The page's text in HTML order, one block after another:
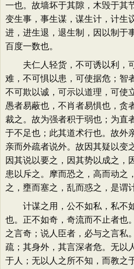
一也。故墙坏于其隙，木毁于其
变生事，事生谋，谋生计，计生
进，进生退，退生制，因以制于
百度一数也。
夫仁人轻货，不可诱以利，
难，不可惧以患，可使据危；智
不可欺以诚，可示以道理，可使
愚者易蔽也，不肖者易惧也，贪
裁之。故为强者积于弱也；为直
于不足也；此其道术行也。故外
亲而外疏者说外。故因其疑以变
因其说以要之，因其势以成之，
患以斥之。摩而恐之，高而动之
之，壅而塞之，乱而惑之，是谓
计谋之用，公不如私，私不
也。正不如奇，奇流而不止者也
之言奇；说人臣者，必与之言私
疏；其身外，其言深者危。无以
于人；无以人之所不知，而教之